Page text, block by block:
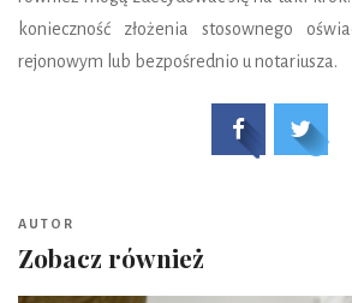
konieczność złożenia stosownego
rejonowym lub bezpośrednio u notariusza.
AUTOR
Zobacz również